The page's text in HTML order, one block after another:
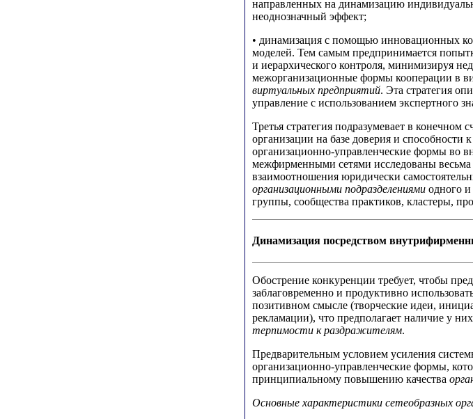
направленных на динамизацию
неоднозначный эффект;
• динамизация с помощью инновационных
моделей. Тем самым предпринимается
и иерархического контроля, минимизируя
межорганизационные формы кооперации в
виртуальных предприятий. Эта стратегия
управление с использованием экспертного
Третья стратегия подразумевает в конечном
организации на базе доверия и способности
организационно-управленческие формы во
межфирменными сетями исследованы весьма
взаимоотношения юридически
организационными подразделениями одного и
группы, сообщества практиков, кластеры,
Динамизация посредством
Обострение конкуренции требует, чтобы
заблаговременно и продуктивно
позитивном смысле (творческие идеи,
рекламации), что предполагает наличие у них
терпимости к раздражителям.
Предварительным условием усиления
организационно-управленческие формы,
принципиальному повышению качества
Основные характеристики сетеобразных